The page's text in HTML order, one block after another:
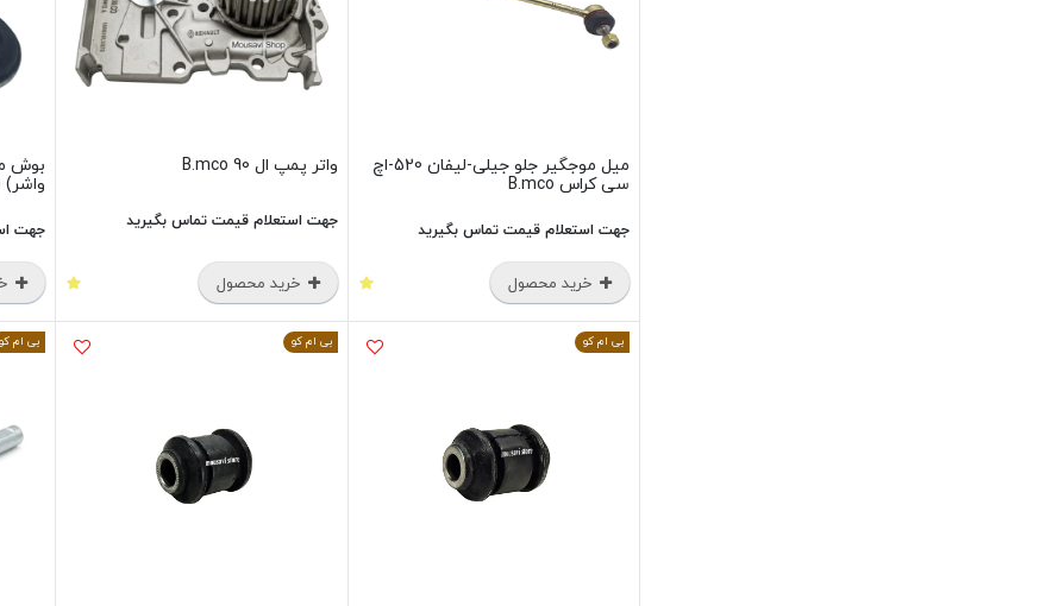
میل موجگیر جلو جیلی-لیفان 520-اچ
سی کراس B.mco
جهت استعلام قیمت تماس بگیرید
خرید محصول
واتر پمپ ال 90 B.mco
جهت استعلام قیمت تماس بگیرید
خرید محصول
بوش
واشر) B.mco
جهت
بی ام کو بی ام کو بی ام کو